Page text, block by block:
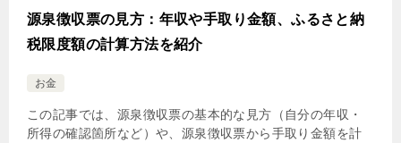
源泉徴収票の見方：年収や手取り金額、ふるさと納
税限度額の計算方法を紹介
お金
この記事では、源泉徴収票の基本的な見方（自分の年収・
所得の確認箇所など）や、源泉徴収票から手取り金額を計